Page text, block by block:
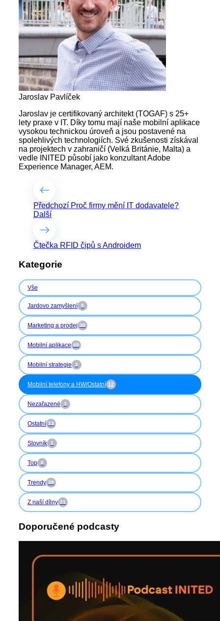
Jaroslav Pavlíček
Jaroslav je certifikovaný architekt (TOGAF) s 25+
lety praxe v IT. Díky tomu mají naše mobilní aplikace
vysokou technickou úroveň a jsou postavené na
spolehlivých technologiích. Své zkušenosti získával
na projektech v zahraničí (Velká Británie, Malta) a
vedle INITED působí jako konzultant Adobe
Experience Manager, AEM.
Předchozí Proč firmy mění IT dodavatele?
Další
Čtečka RFID čipů s Androidem
Kategorie
Vše
Jardovo zamyšlení 5
Marketing a prodej 30
Mobilní aplikace 49
Mobilní strategie 2
Mobilní telefony a HW/Ostatní 12
Nezařazené 3
Ostatní 13
Slovník 1
Top 6
Trendy 39
Z naší dílny 21
Doporučené podcasty